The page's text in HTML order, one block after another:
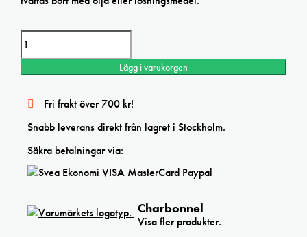
Lägg i varukorgen
Fri frakt över 700 kr!
Snabb leverans direkt från lagret i Stockholm.
Säkra betalningar via:
Charbonnel
Visa fler produkter.